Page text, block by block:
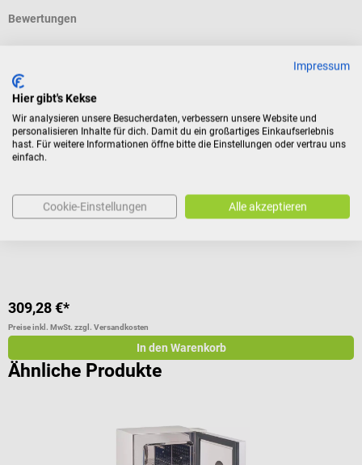
Bewertungen
Kunden kauften auch
Selzer
Thermocult digital Bakterienbrutschrank
309,28 €*
Preise inkl. MwSt. zzgl. Versandkosten
In den Warenkorb
Ähnliche Produkte
Impressum
Hier gibt's Kekse
Wir analysieren unsere Besucherdaten, verbessern unsere Website und
personalisieren Inhalte für dich. Damit du ein großartiges Einkaufserlebnis
hast. Für weitere Informationen öffne bitte die Einstellungen oder vertrau uns
einfach.
Cookie-Einstellungen Alle akzeptieren